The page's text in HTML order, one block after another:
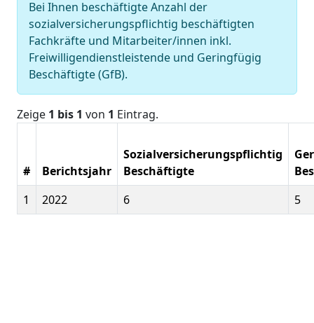
Bei Ihnen beschäftigte Anzahl der
sozialversicherungspflichtig beschäftigten
Fachkräfte und Mitarbeiter/innen inkl.
Freiwilligendienstleistende und Geringfügig
Beschäftigte (GfB).
Zeige 1 bis 1 von 1 Eintrag.
# Berichtsjahr
Sozialversicherungspflichtig
Beschäftigte
1
2022 6 5